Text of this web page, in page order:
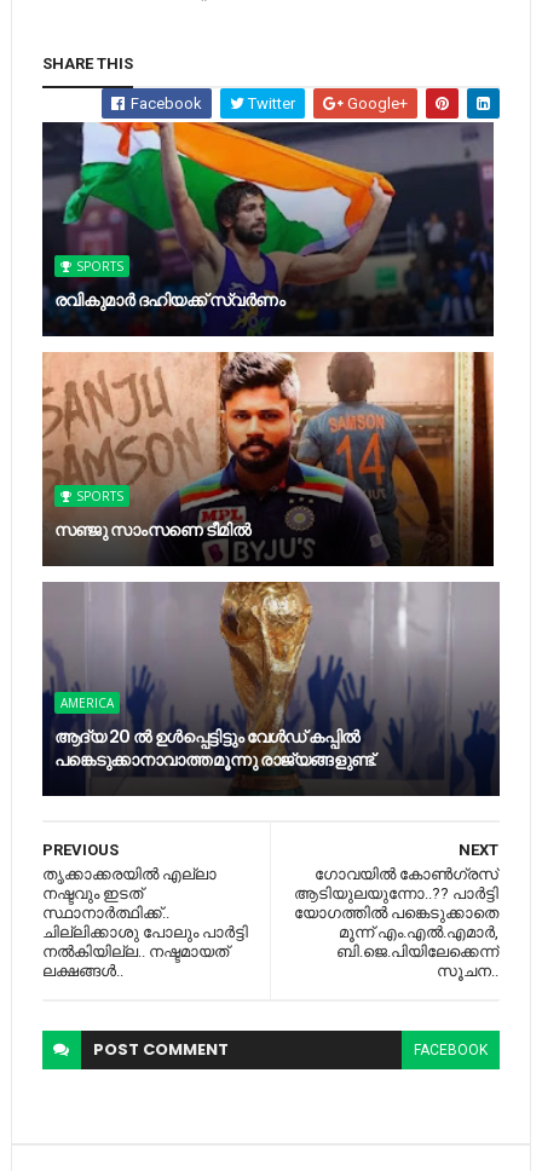
SHARE THIS
Facebook Twitter Google+
SPORTS
രവികുമാര്‍ ദഹിയക്ക് സ്വര്‍ണം
SPORTS
സഞ്ജു സാംസണെ ടീമില്‍
AMERICA
ആദ്യ 20 ല്‍ ഉള്‍പ്പെട്ടിട്ടും വേള്‍ഡ് കപ്പില്‍
പങ്കെടുക്കാനാവാത്ത മൂന്നു രാജ്യങ്ങളുണ്ട്.
NEXT
ഗോവയില്‍ കോണ്‍ഗ്രസ്
ആടിയുലയുന്നോ..?? പാര്‍ട്ടി
യോഗത്തില്‍ പ​ങ്കെടുക്കാതെ
മൂന്ന് എം.എല്‍.എമാര്‍,
ബി.ജെ.പിയിലേക്കെന്ന്
സൂചന..
PREVIOUS
തൃക്കാക്കരയില്‍ എല്ലാ
നഷ്ടവും ഇടത്
സ്ഥാനാര്‍ത്ഥിക്ക്..
ചില്ലിക്കാശു പോലും പാർട്ടി
നൽകിയില്ല.. നഷ്ടമായത്
ലക്ഷങ്ങൾ..
POST COMMENT FACEBOOK